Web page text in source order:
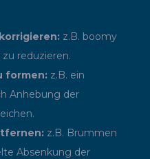
z.B. boomy
reduzieren.
formen: z.B. ein
Anhebung der
z.B. Brummen
Absenkung der